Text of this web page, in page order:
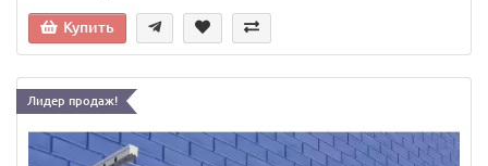
Купить
Лидер продаж!